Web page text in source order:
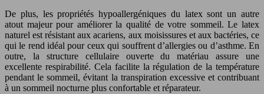
De plus, les propriétés hypoallergéniques du latex sont un autre
atout majeur pour améliorer la qualité de votre sommeil. Le latex
naturel est résistant aux acariens, aux moisissures et aux bactéries, ce
qui le rend idéal pour ceux qui souffrent d’allergies ou d’asthme. En
outre, la structure cellulaire ouverte du matériau assure une
excellente respirabilité. Cela facilite la régulation de la température
pendant le sommeil, évitant la transpiration excessive et contribuant
à un sommeil nocturne plus confortable et réparateur.